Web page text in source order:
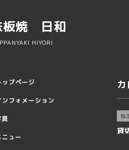
板焼 日和
HIYORI
指
貸
ップページ
ンフォメーション
真
ニュー